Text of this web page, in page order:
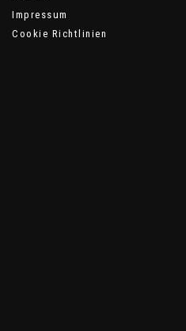
Impressum
Cookie Richtlinien